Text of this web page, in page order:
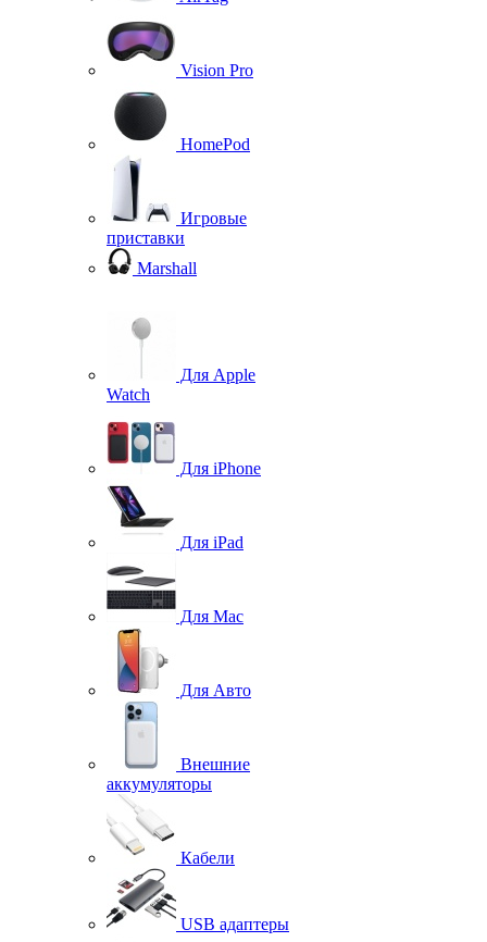
Vision Pro
HomePod
Игровые
приставки
Marshall
Для Apple
Watch
Для iPhone
Для iPad
Для Mac
Для Авто
Внешние
аккумуляторы
Кабели
USB адаптеры